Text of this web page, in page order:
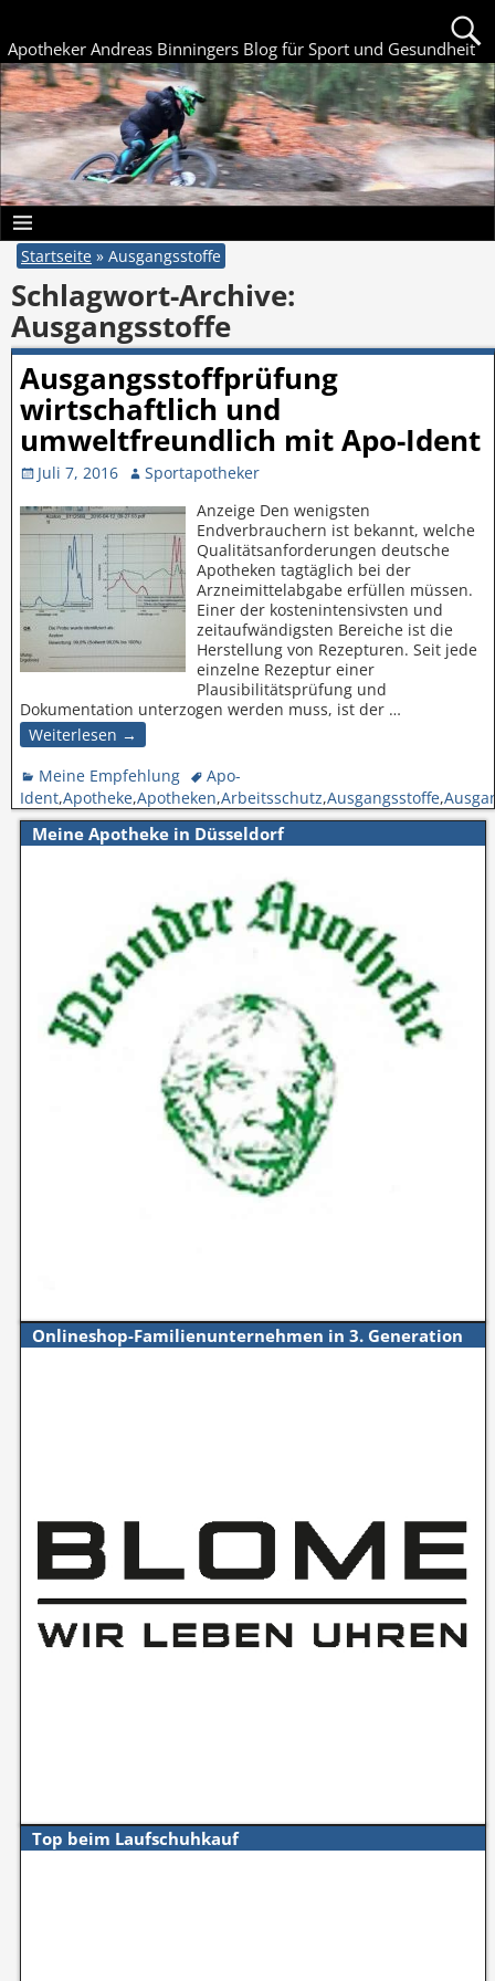
Apotheker Andreas Binningers Blog für Sport und Gesundheit
Startseite » Ausgangsstoffe
Schlagwort-Archive:
Ausgangsstoffe
Ausgangsstoffprüfung
wirtschaftlich und
umweltfreundlich mit Apo-Ident
Juli 7, 2016
Sportapotheker
Anzeige Den wenigsten
Endverbrauchern ist bekannt, welche
Qualitätsanforderungen deutsche
Apotheken tagtäglich bei der
Arzneimittelabgabe erfüllen müssen.
Einer der kostenintensivsten und
zeitaufwändigsten Bereiche ist die
Herstellung von Rezepturen. Seit jede
einzelne Rezeptur einer
Plausibilitätsprüfung und
Dokumentation unterzogen werden muss, ist der …
Weiterlesen →
Meine Empfehlung
Apo-
Ident,Apotheke,Apotheken,Arbeitsschutz,Ausgangsstoffe,
Meine Apotheke in Düsseldorf
Onlineshop-Familienunternehmen in 3. Generation
Top beim Laufschuhkauf